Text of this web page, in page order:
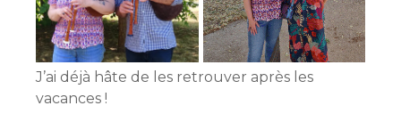
J’ai déjà hâte de les retrouver après les
vacances !